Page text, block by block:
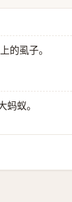
的虱子。
蚂蚁。